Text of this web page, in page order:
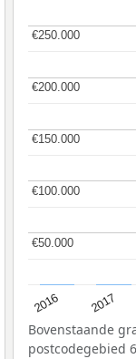
2016 2017
€50.000
€50.000
€100.000
€100.000
€150.000
€150.000
€200.000
€200.000
€250.000
€250.000
Bovenstaande
postcodegebied